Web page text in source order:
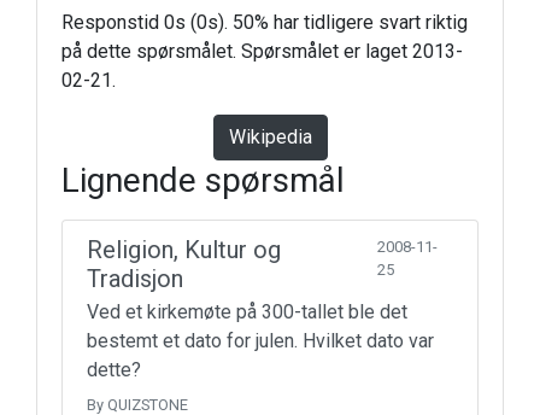
Responstid 0s (0s). 50% har tidligere svart riktig
på dette spørsmålet. Spørsmålet er laget 2013-
02-21.
Wikipedia
Lignende spørsmål
Religion, Kultur og
Tradisjon
2008-11-
25
Ved et kirkemøte på 300-tallet ble det
bestemt et dato for julen. Hvilket dato var
dette?
By QUIZSTONE